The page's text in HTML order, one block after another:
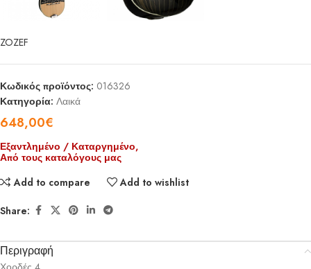
ZOZEF
Κωδικός προϊόντος: 016326
Κατηγορία: Λαικά
648,00€
Εξαντλημένο / Καταργημένο,
Από τους καταλόγους μας
Add to compare
Add to wishlist
Share:
Περιγραφή